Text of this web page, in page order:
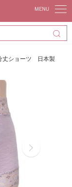
丈ショーツ 日本製